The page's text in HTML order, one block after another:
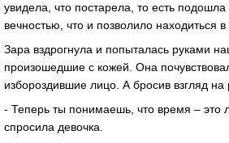
увидела, что постарела, то есть подошла
вечностью, что и позволило находиться в
Зара вздрогнула и попыталась руками
произошедшие с кожей. Она
избороздившие лицо. А бросив взгляд на
- Теперь ты понимаешь, что время – это
спросила девочка.